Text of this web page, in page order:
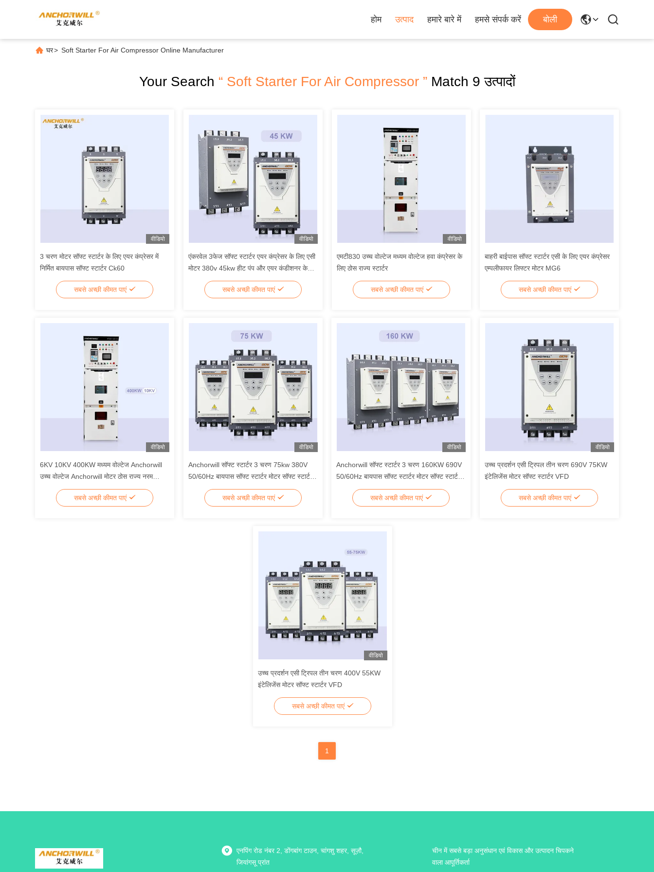
होम उत्पाद हमारे बारे में हमसे संपर्क करें बोली
घर> Soft Starter For Air Compressor Online Manufacturer
Your Search “ Soft Starter For Air Compressor ”Match 9 उत्पादों
वीडियो
3 चरण मोटर सॉफ्ट स्टार्टर के लिए एयर कंप्रेसर में
निर्मित बायपास सॉफ्ट स्टार्टर Ck60
सबसे अच्छी कीमत पाएं
वीडियो
एंकरवेल 3फेज सॉफ्ट स्टार्टर एयर कंप्रेसर के लिए एसी
मोटर 380v 45kw हीट पंप और एयर कंडीशनर के
सबसे अच्छी कीमत पाएं
वीडियो
एमटी830 उच्च वोल्टेज मध्यम वोल्टेज हवा कंप्रेसर के
लिए ठोस राज्य स्टार्टर
सबसे अच्छी कीमत पाएं
बाहरी बाईपास सॉफ्ट स्टार्टर एसी के लिए एयर कंप्रेसर
एम्पलीफायर लिफ्टर मोटर MG6
सबसे अच्छी कीमत पाएं
वीडियो
6KV 10KV 400KW मध्यम वोल्टेज Anchorwill
उच्च वोल्टेज Anchorwill मोटर ठोस राज्य नरम
स्टार्टर डिवाइस कैबिनेट
सबसे अच्छी कीमत पाएं
वीडियो
Anchorwill सॉफ्ट स्टार्टर 3 चरण 75kw 380V
50/60Hz बायपास सॉफ्ट स्टार्टर मोटर सॉफ्ट स्टार्टर
सबसे अच्छी कीमत पाएं
वीडियो
Anchorwill सॉफ्ट स्टार्टर 3 चरण 160KW 690V
50/60Hz बायपास सॉफ्ट स्टार्टर मोटर सॉफ्ट स्टार्टर
सबसे अच्छी कीमत पाएं
वीडियो
उच्च प्रदर्शन एसी ट्रिपल तीन चरण 690V 75KW
इंटेलिजेंस मोटर सॉफ्ट स्टार्टर VFD
सबसे अच्छी कीमत पाएं
वीडियो
उच्च प्रदर्शन एसी ट्रिपल तीन चरण 400V 55KW
इंटेलिजेंस मोटर सॉफ्ट स्टार्टर VFD
सबसे अच्छी कीमत पाएं
1
एनपिंग रोड नंबर 2, डोंगबांग टाउन, चांगशु शहर, सूज़ौ,
जियांगसू प्रांत
चीन में सबसे बड़ा अनुसंधान एवं विकास और उत्पादन चिपकने
वाला आपूर्तिकर्ता